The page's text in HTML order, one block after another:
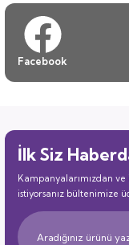
Facebook
İlk Siz
Kampanyalarımızdan
istiyorsanız bültenimize